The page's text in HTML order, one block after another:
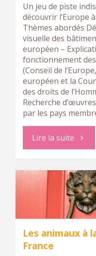
Un jeu de piste
découvrir l’Europe
Thèmes abordés
visuelle des
européen –
fonctionnement
(Conseil de
européen et la
des droits de
Recherche
par les pays
Lire la suite "Le
Les animaux à
France